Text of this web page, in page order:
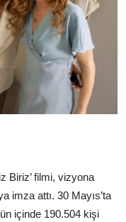
Biriz’ filmi, vizyona
imza attı. 30 Mayıs’ta
içinde 190.504 kişi